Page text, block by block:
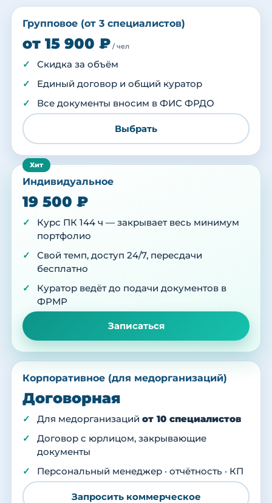
Групповое (от 3 специалистов)
от 15 900 ₽ / чел
Скидка за объём
Единый договор и общий куратор
Все документы вносим в ФИС ФРДО
Выбрать
Индивидуальное
19 500 ₽
Курс ПК 144 ч — закрывает весь минимум
портфолио
Свой темп, доступ 24/7, пересдачи
бесплатно
Куратор ведёт до подачи документов в
ФРМР
Записаться
Корпоративное (для медорганизаций)
Договорная
Для медорганизаций от 10 специалистов
Договор с юрлицом, закрывающие
документы
Персональный менеджер · отчётность · КП
Запросить коммерческое